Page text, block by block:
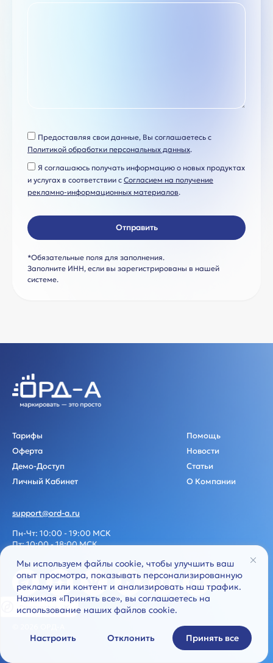
Мы используем файлы cookie, чтобы улучшить ваш
опыт просмотра, показывать персонализированную
рекламу или контент и анализировать наш трафик.
Нажимая «Принять все», вы соглашаетесь на
использование наших файлов cookie.
Настроить Отклонить Принять все
Предоставляя свои данные, Вы соглашаетесь с
Политикой обработки персональных данных.
Я соглашаюсь получать информацию о новых продуктах
и услугах в соответствии с Согласием на получение
рекламно-информационных материалов.
*Обязательные поля для заполнения.
Заполните ИНН, если вы зарегистрированы в нашей
системе.
Отправить
Тарифы
Оферта
Демо-Доступ
Личный Кабинет
Помощь
Новости
Статьи
О Компании
support@ord-a.ru
Пн-Чт: 10:00 - 19:00 МСК
Пт: 10:00 - 18:00 МСК
Политика обработки персональных данных